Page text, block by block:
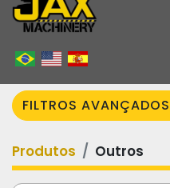
FILTROS AVANÇADOS
Categoria
Produtos Outros